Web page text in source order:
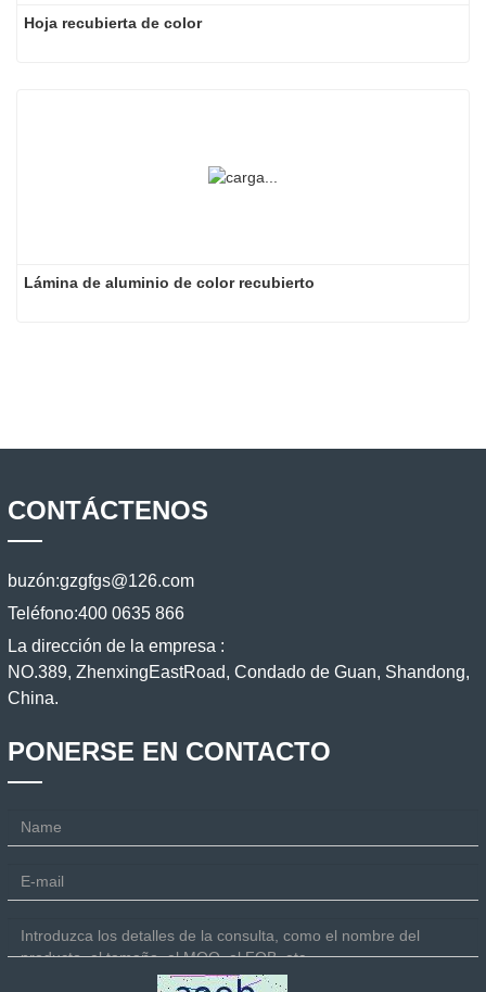
Hoja recubierta de color
Lámina de aluminio de color recubierto
CONTÁCTENOS
buzón:gzgfgs@126.com
Teléfono:400 0635 866
La dirección de la empresa :
NO.389, ZhenxingEastRoad, Condado de Guan, Shandong,
China.
PONERSE EN CONTACTO